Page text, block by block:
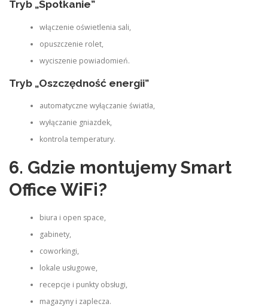
Tryb „Spotkanie”
włączenie oświetlenia sali,
opuszczenie rolet,
wyciszenie powiadomień.
Tryb „Oszczędność energii”
automatyczne wyłączanie światła,
wyłączanie gniazdek,
kontrola temperatury.
6. Gdzie montujemy Smart
Office WiFi?
biura i open space,
gabinety,
coworkingi,
lokale usługowe,
recepcje i punkty obsługi,
magazyny i zaplecza.